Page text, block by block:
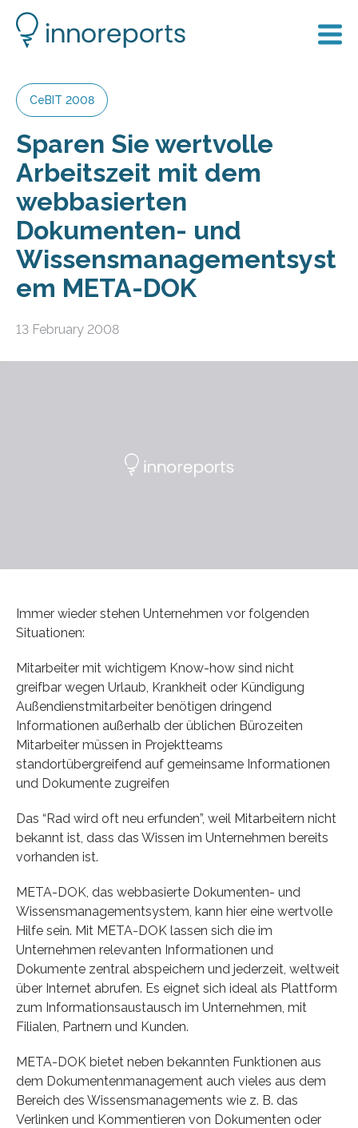
CeBIT 2008
Sparen Sie wertvolle
Arbeitszeit mit dem
webbasierten
Dokumenten- und
Wissensmanagementsyst
em META-DOK
13 February 2008
Immer wieder stehen Unternehmen vor folgenden
Situationen:
Mitarbeiter mit wichtigem Know-how sind nicht
greifbar wegen Urlaub, Krankheit oder Kündigung
Außendienstmitarbeiter benötigen dringend
Informationen außerhalb der üblichen Bürozeiten
Mitarbeiter müssen in Projektteams
standortübergreifend auf gemeinsame Informationen
und Dokumente zugreifen
Das “Rad wird oft neu erfunden”, weil Mitarbeitern nicht
bekannt ist, dass das Wissen im Unternehmen bereits
vorhanden ist.
META-DOK, das webbasierte Dokumenten- und
Wissensmanagementsystem, kann hier eine wertvolle
Hilfe sein. Mit META-DOK lassen sich die im
Unternehmen relevanten Informationen und
Dokumente zentral abspeichern und jederzeit, weltweit
über Internet abrufen. Es eignet sich ideal als Plattform
zum Informationsaustausch im Unternehmen, mit
Filialen, Partnern und Kunden.
META-DOK bietet neben bekannten Funktionen aus
dem Dokumentenmanagement auch vieles aus dem
Bereich des Wissensmanagements wie z. B. das
Verlinken und Kommentieren von Dokumenten oder